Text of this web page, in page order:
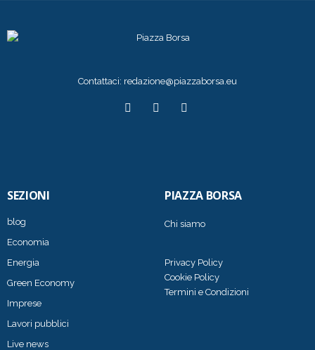
Contattaci: redazione@piazzaborsa.eu
SEZIONI
blog
Economia
Energia
Green Economy
Imprese
Lavori pubblici
Live news
PIAZZA BORSA
Chi siamo
Privacy Policy
Cookie Policy
Termini e Condizioni